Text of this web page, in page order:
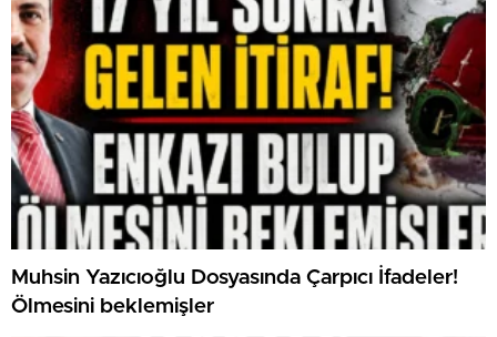
Muhsin Yazıcıoğlu Dosyasında Çarpıcı İfadeler!
Ölmesini beklemişler